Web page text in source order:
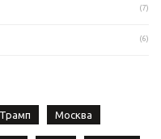
(7)
(6)
Трамп Москва